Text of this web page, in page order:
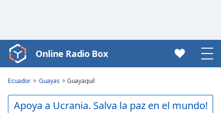
Video
Player
Play
Video
Online Radio Box
Ecuador Guayas Guayaquil
Apoya a Ucrania. Salva la paz en el mundo!